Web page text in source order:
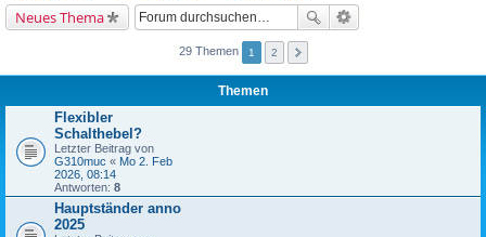
Neues Thema
29 Themen 1 2
Themen
Flexibler
Schalthebel?
Letzter Beitrag von
G310muc « Mo 2. Feb
2026, 08:14
Antworten: 8
Hauptständer anno
2025